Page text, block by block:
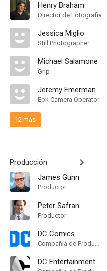
Henry Braham
Director de Fotografía
Jessica Miglio
Still Photographer
Michael Salamone
Grip
Jeremy Emerman
Epk Camera Operator
12 más
Producción
James Gunn
Productor
Peter Safran
Productor
DC Comics
Compañía de Produccion
DC Entertainment